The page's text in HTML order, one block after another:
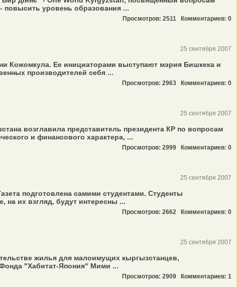
повысить уровень образования ...
Просмотров: 2511 Комментариев: 0
25 сентября 2007
Кожомкула. Ee инициаторами выступают мэрия Бишкека и
производителей себя ...
Просмотров: 2963 Комментариев: 0
25 сентября 2007
возглавила представитель президента КР по вопросам
и финансового характера, ...
Просмотров: 2999 Комментариев: 0
25 сентября 2007
подготовлена самими студентами. Студенты
на их взгляд, будут интересны ...
Просмотров: 2662 Комментариев: 0
25 сентября 2007
жилья для малоимущих кыргызстанцев,
"Хабитат-Япония" Мими ...
Просмотров: 2909 Комментариев: 1